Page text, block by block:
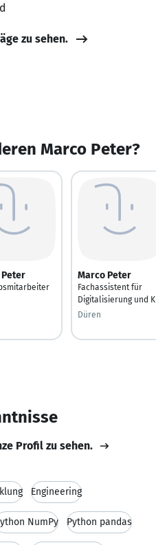
zu sehen.
Marco Peter?
Marco Peter
Fachassistent für
Digitalisierung und
Düren
Profil zu sehen.
Engineering
NumPy Python pandas